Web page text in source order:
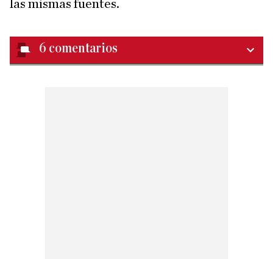
las mismas fuentes.
6 comentarios